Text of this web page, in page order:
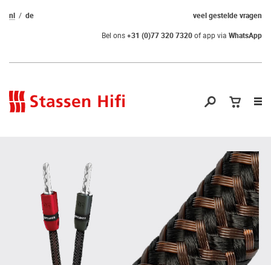
veel gestelde vragen
nl de
Bel ons+31 (0)77 320 7320of app via WhatsApp